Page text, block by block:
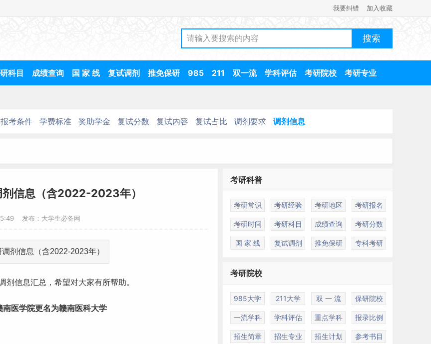
我要纠错 加入收藏
科目 成绩查询 国 家 线 复试调剂 推免保研 985 211 双一流 学科评估 考研院校 考研专业
报考条件 学费标准 奖助学金 复试分数 复试内容 复试占比 调剂要求 调剂信息
信息（含2022-2023年）
发布：大学生必备网
剂信息汇总，希望对大家有所帮助。
医学院更名为赣南医科大学
考研科普
考研常识 考研经验 考研地区 考研报名
考研时间 考研科目 成绩查询 考研分数
国 家 线 复试调剂 推免保研 专科考研
考研院校
985大学 211大学 双 一 流 保研院校
一流学科 学科评估 重点学科 报录比例
招生简章 招生专业 招生计划 参考书目